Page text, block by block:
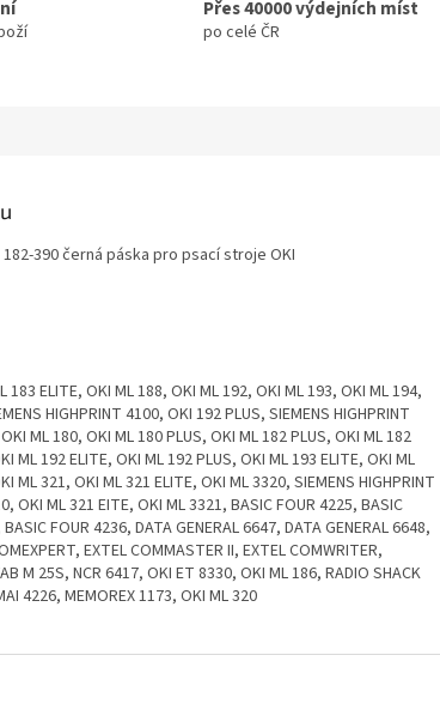
Přes 40000 výdejních míst
po celé ČR
390 černá páska pro psací stroje OKI
183 ELITE, OKI ML 188, OKI ML 192, OKI ML 193, OKI ML 194,
HIGHPRINT 4100, OKI 192 PLUS, SIEMENS HIGHPRINT
ML 180, OKI ML 180 PLUS, OKI ML 182 PLUS, OKI ML 182
ML 192 ELITE, OKI ML 192 PLUS, OKI ML 193 ELITE, OKI ML
ML 321, OKI ML 321 ELITE, OKI ML 3320, SIEMENS HIGHPRINT
OKI ML 321 EITE, OKI ML 3321, BASIC FOUR 4225, BASIC
FOUR 4236, DATA GENERAL 6647, DATA GENERAL 6648,
EXTEL COMMASTER II, EXTEL COMWRITER,
M 25S, NCR 6417, OKI ET 8330, OKI ML 186, RADIO SHACK
4226, MEMOREX 1173, OKI ML 320